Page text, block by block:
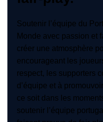
Soutenir l’équipe du
Monde avec passion et
créer une atmosphère
encourageant les
respect, les supporters
d’équipe et à
ce soit dans les
soutenir l’équipe